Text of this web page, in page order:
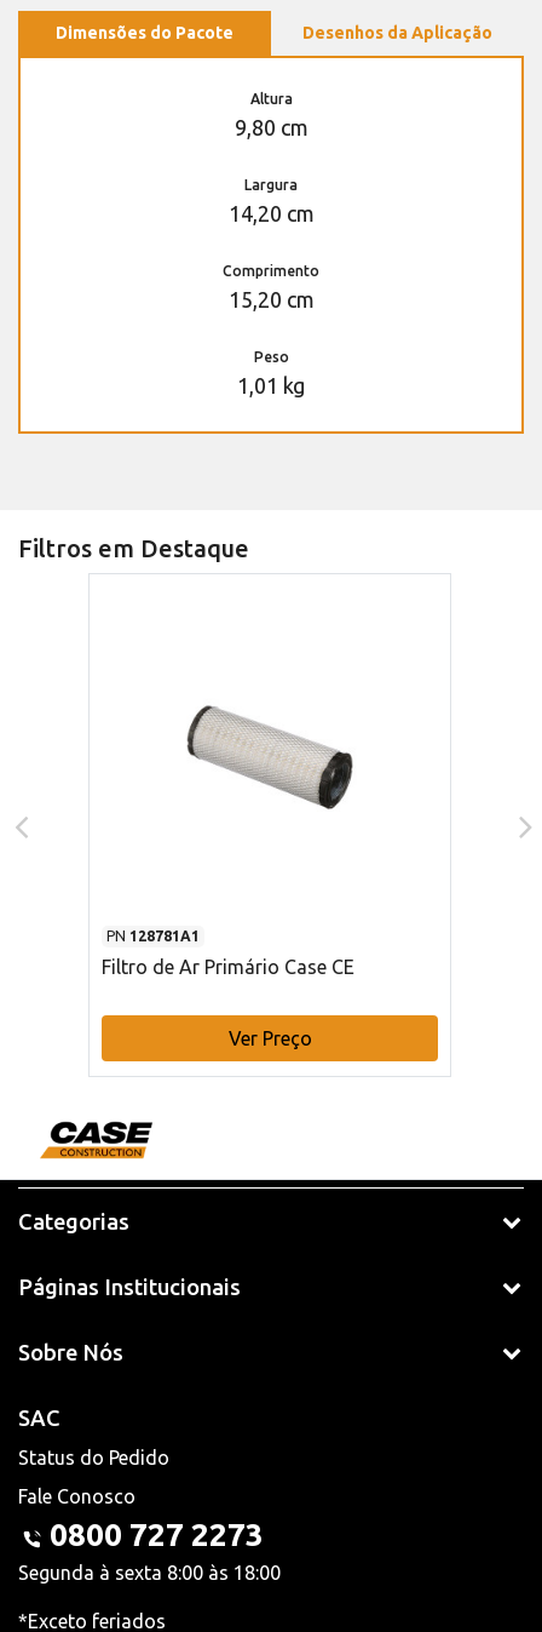
Dimensões do Pacote Desenhos da Aplicação
Altura
9,80 cm
Largura
14,20 cm
Comprimento
15,20 cm
Peso
1,01 kg
Filtros em Destaque
PN 128781A1
Filtro de Ar Primário Case CE
Ver Preço
Categorias
Páginas Institucionais
Sobre Nós
SAC
Status do Pedido
Fale Conosco
0800 727 2273
Segunda à sexta 8:00 às 18:00
*Exceto feriados